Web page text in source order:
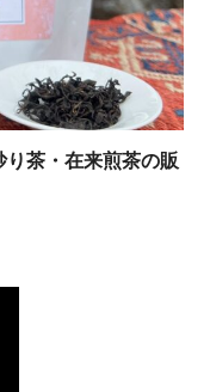
り茶・在来煎茶の販